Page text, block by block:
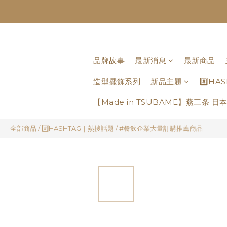
品牌故事 最新消息 最新商品
造型擺飾系列 新品主題
【Made in TSUBAME】燕三条 日
全部商品 /#️⃣HASHTAG｜熱搜話題 /#餐飲企業大量訂購推薦商品